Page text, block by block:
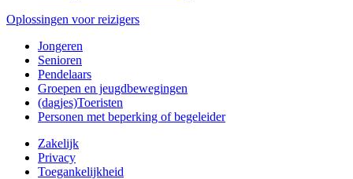
Oplossingen voor reizigers
Jongeren
Senioren
Pendelaars
Groepen en jeugdbewegingen
(dagjes)Toeristen
Personen met beperking of begeleider
Zakelijk
Privacy
Toegankelijkheid